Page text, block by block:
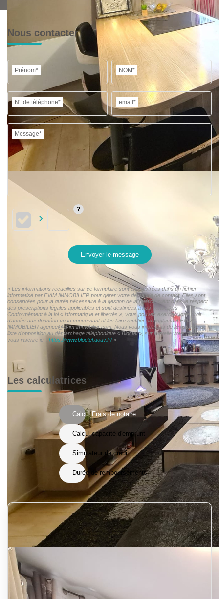
Nous contacter
Prénom* NOM*
N° de téléphone* email*
Message*
Envoyer le message
« Les informations recueillies sur ce formulaire sont enregistrées dans un fichier
informatisé par EVIM IMMOBILIER pour gérer votre demande de contact. Elles sont
conservées pour la durée nécessaire à la gestion de la relation client dans le respect
des prescriptions légales applicables et sont destinées à nos conseillers
Conformément à la loi « informatique et libertés », vous pouvez exercer votre droit
d'accès aux données vous concernant et les faire rectifier en contactant EVIM
IMMOBILIER agence@evim-immobilier.com. Nous vous informons de l'existence de la
liste d'opposition au démarchage téléphonique « Bloctel », sur laquelle vous pouvez
vous inscrire ici : https://www.bloctel.gouv.fr/»
Les calculatrices
Calcul Frais de notaire
Calcul capacité d'emprunt
Simulateur de crédit
Durée de remboursements